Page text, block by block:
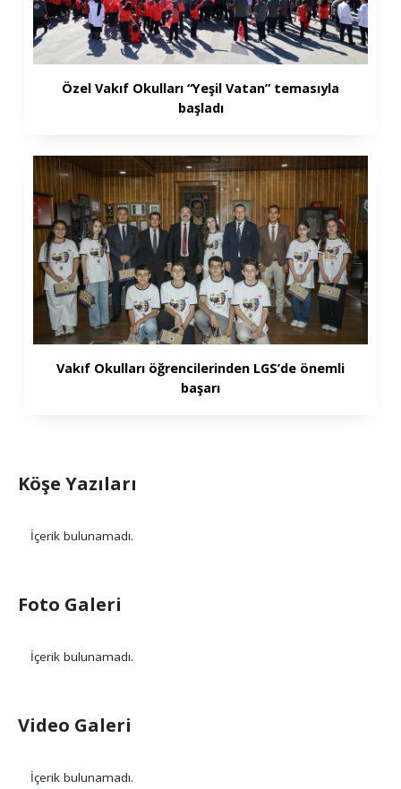
Özel Vakıf Okulları “Yeşil Vatan” temasıyla
başladı
Vakıf Okulları öğrencilerinden LGS’de önemli
başarı
Köşe Yazıları
İçerik bulunamadı.
Foto Galeri
İçerik bulunamadı.
Video Galeri
İçerik bulunamadı.